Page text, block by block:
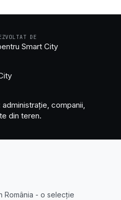
DE
Smart City
companii,
din teren.
România - o selecție